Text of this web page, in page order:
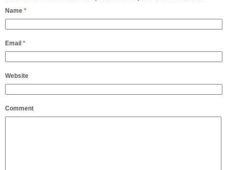
Name *
Email *
Website
Comment